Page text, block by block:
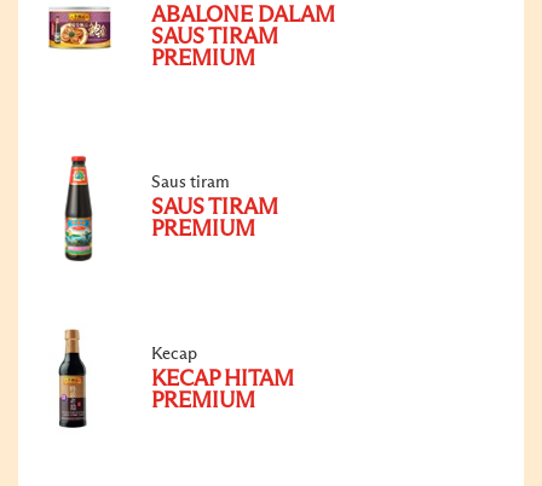
ABALONE DALAM
SAUS TIRAM
PREMIUM
Saus tiram
SAUS TIRAM
PREMIUM
Kecap
KECAP HITAM
PREMIUM